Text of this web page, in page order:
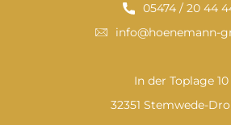
05474 / 20 44
info@hoenemann-
In der Toplage 10
32351 Stemwede-